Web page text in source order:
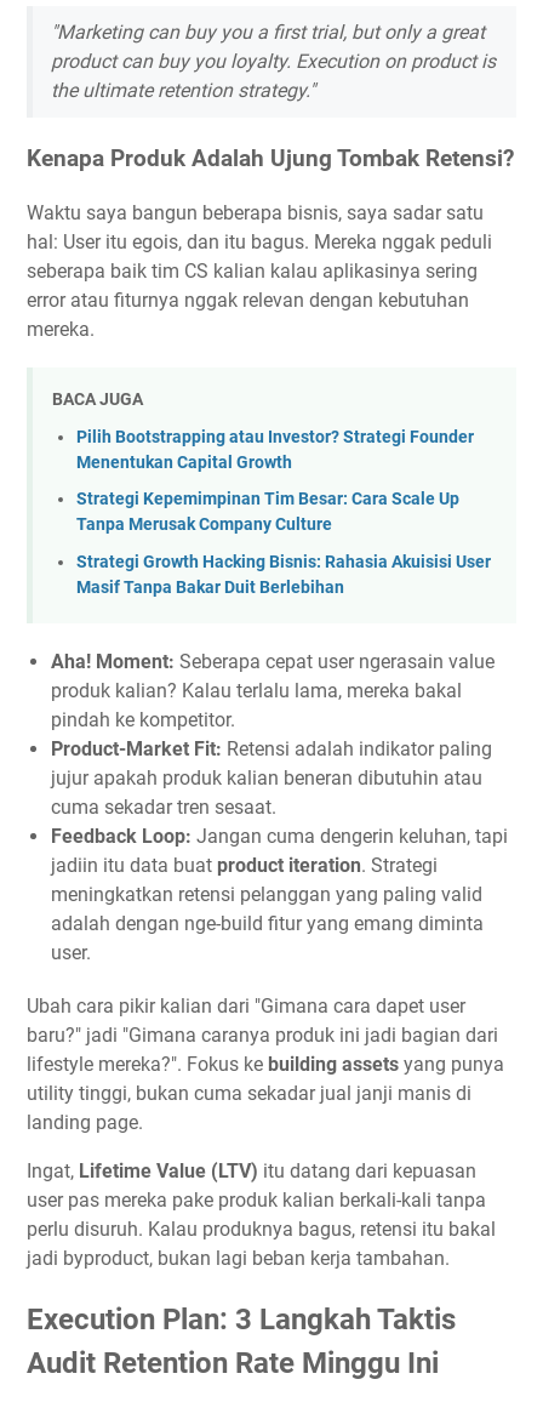
"Marketing can buy you a first trial, but only a great
product can buy you loyalty. Execution on product is
the ultimate retention strategy."
Kenapa Produk Adalah Ujung Tombak Retensi?
Waktu saya bangun beberapa bisnis, saya sadar satu
hal: User itu egois, dan itu bagus. Mereka nggak peduli
seberapa baik tim CS kalian kalau aplikasinya sering
error atau fiturnya nggak relevan dengan kebutuhan
mereka.
BACA JUGA
Pilih Bootstrapping atau Investor? Strategi Founder
Menentukan Capital Growth
Strategi Kepemimpinan Tim Besar: Cara Scale Up
Tanpa Merusak Company Culture
Strategi Growth Hacking Bisnis: Rahasia Akuisisi User
Masif Tanpa Bakar Duit Berlebihan
Aha! Moment: Seberapa cepat user ngerasain value
produk kalian? Kalau terlalu lama, mereka bakal
pindah ke kompetitor.
Product-Market Fit: Retensi adalah indikator paling
jujur apakah produk kalian beneran dibutuhin atau
cuma sekadar tren sesaat.
Feedback Loop: Jangan cuma dengerin keluhan, tapi
jadiin itu data buat product iteration. Strategi
meningkatkan retensi pelanggan yang paling valid
adalah dengan nge-build fitur yang emang diminta
user.
Ubah cara pikir kalian dari "Gimana cara dapet user
baru?" jadi "Gimana caranya produk ini jadi bagian dari
lifestyle mereka?". Fokus ke building assets yang punya
utility tinggi, bukan cuma sekadar jual janji manis di
landing page.
Ingat, Lifetime Value (LTV) itu datang dari kepuasan
user pas mereka pake produk kalian berkali-kali tanpa
perlu disuruh. Kalau produknya bagus, retensi itu bakal
jadi byproduct, bukan lagi beban kerja tambahan.
Execution Plan: 3 Langkah Taktis
Audit Retention Rate Minggu Ini